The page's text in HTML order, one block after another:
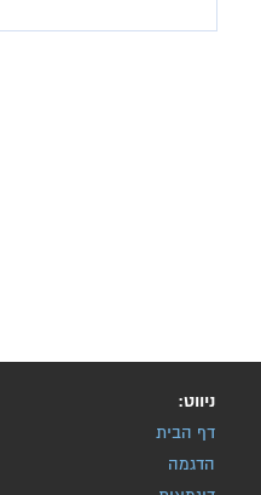
ניווט:
דף הבית
הדגמה